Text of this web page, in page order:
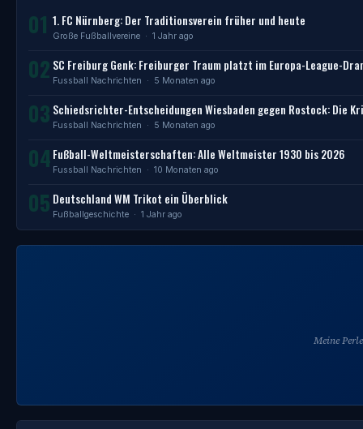
01 1. FC Nürnberg: Der Traditionsverein früher und heute
Große Fußballvereine · 1 Jahr ago
02 SC Freiburg Genk: Freiburger Traum platzt im Europa-League-
Fussball Nachrichten · 5 Monaten ago
03 Schiedsrichter-Entscheidungen Wiesbaden gegen Rostock: Die
Fussball Nachrichten · 5 Monaten ago
04 Fußball-Weltmeisterschaften: Alle Weltmeister 1930 bis 2026
Fussball Nachrichten · 10 Monaten ago
05 Deutschland WM Trikot ein Überblick
Fußballgeschichte · 1 Jahr ago
Meine